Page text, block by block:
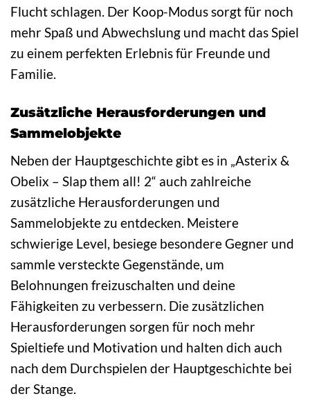
Flucht schlagen. Der Koop-Modus sorgt für noch
mehr Spaß und Abwechslung und macht das Spiel
zu einem perfekten Erlebnis für Freunde und
Familie.
Zusätzliche Herausforderungen und
Sammelobjekte
Neben der Hauptgeschichte gibt es in „Asterix &
Obelix – Slap them all! 2“ auch zahlreiche
zusätzliche Herausforderungen und
Sammelobjekte zu entdecken. Meistere
schwierige Level, besiege besondere Gegner und
sammle versteckte Gegenstände, um
Belohnungen freizuschalten und deine
Fähigkeiten zu verbessern. Die zusätzlichen
Herausforderungen sorgen für noch mehr
Spieltiefe und Motivation und halten dich auch
nach dem Durchspielen der Hauptgeschichte bei
der Stange.